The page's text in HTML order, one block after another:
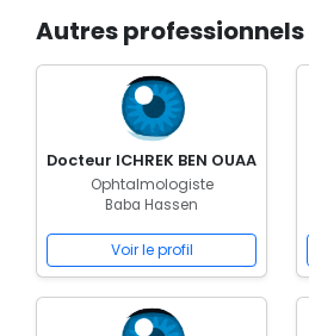
Autres
Docteur ICHREK BEN OUAA
Ophtalmologiste
Baba Hassen
Voir le profil